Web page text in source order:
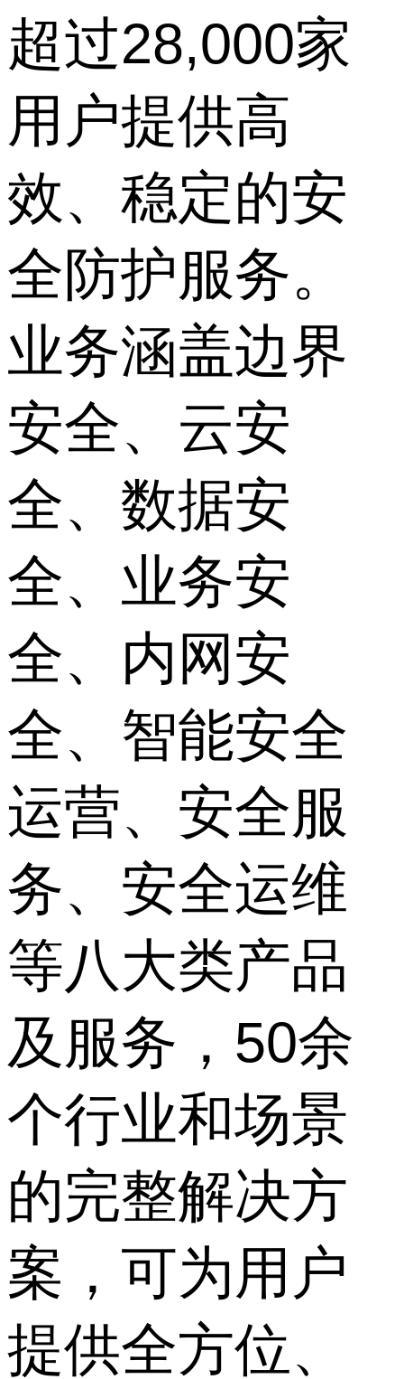
超过28,000家
用户提供高
效、稳定的安
全防护服务。
业务涵盖边界
安全、云安
全、数据安
全、业务安
全、内网安
全、智能安全
运营、安全服
务、安全运维
等八大类产品
及服务，50余
个行业和场景
的完整解决方
案，可为用户
提供全方位、